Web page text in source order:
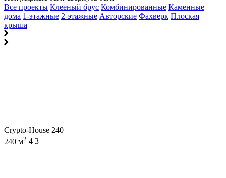
Все проекты Клееный брус Комбинированные Каменные
дома 1-этажные 2-этажные Авторские Фахверк Плоская
крыша
Crypto-House 240
240 м2 4 3